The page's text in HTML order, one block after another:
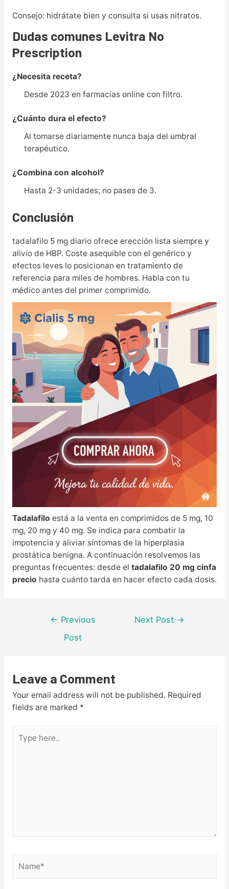
Consejo: hidrátate bien y consulta si usas nitratos.
Dudas comunes Levitra No
Prescription
¿Necesita receta?
Desde 2023 en farmacias online con filtro.
¿Cuánto dura el efecto?
Al tomarse diariamente nunca baja del umbral
terapéutico.
¿Combina con alcohol?
Hasta 2-3 unidades; no pases de 3.
Conclusión
tadalafilo 5 mg diario ofrece erección lista siempre y
alivio de HBP. Coste asequible con el genérico y
efectos leves lo posicionan en tratamiento de
referencia para miles de hombres. Habla con tu
médico antes del primer comprimido.
Tadalafilo está a la venta en comprimidos de 5 mg, 10
mg, 20 mg y 40 mg. Se indica para combatir la
impotencia y aliviar síntomas de la hiperplasia
prostática benigna. A continuación resolvemos las
preguntas frecuentes: desde el tadalafilo 20 mg cinfa
precio hasta cuánto tarda en hacer efecto cada dosis.
Post
navigation
← Previous
Post
Next Post →
Leave a Comment
Your email address will not be published. Required
fields are marked *
here..